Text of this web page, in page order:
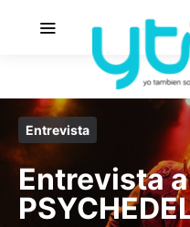
Entrevista
Entrevista